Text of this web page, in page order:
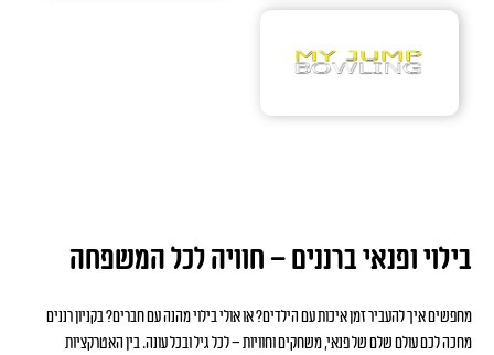
בילוי ופנאי ברננים – חוויה לכל המשפחה
מחפשים איך להעביר זמן איכות עם הילדים? או אולי בילוי מהנה עם חברים? בקניון רננים
מחכה לכם עולם שלם של פנאי, משחקים וחוויות – לכל גיל ובכל עונה. בין האטרקציות